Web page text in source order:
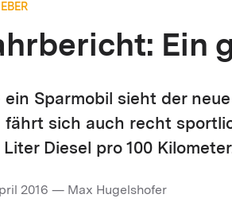
Ein
ein Sparmobil sieht der
fährt sich auch recht
Diesel pro 100
2016 — Max Hugelshofer